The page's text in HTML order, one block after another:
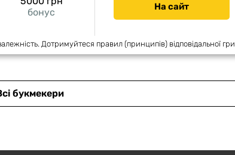
бонус На сайт
Дотримуйтеся правил (принципів) відповідальної гри
букмекери